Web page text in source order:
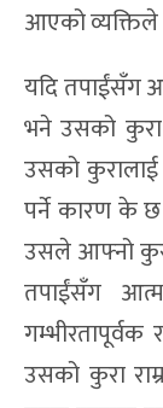
आएको व्यक्तिले
यदि तपाईंसँग
भने उसको कुरा
उसको कुरालाई
पर्ने कारण के
उसले आफ्नो
तपाईंसँग
उसको कुरा